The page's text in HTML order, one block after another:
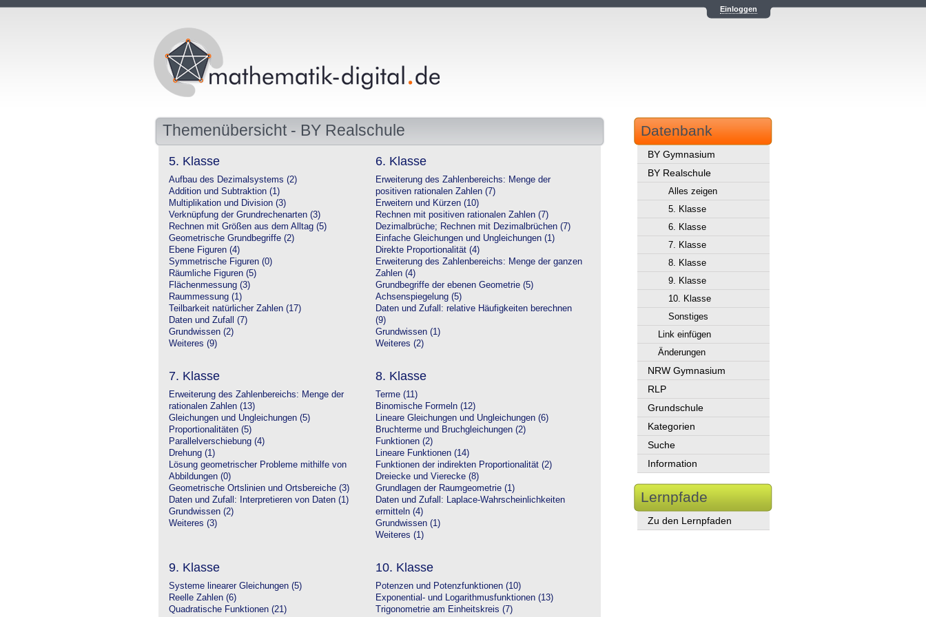
Einloggen
Themenübersicht - BY Realschule
5. Klasse
Aufbau des Dezimalsystems (2)
Addition und Subtraktion (1)
Multiplikation und Division (3)
Verknüpfung der Grundrechenarten (3)
Rechnen mit Größen aus dem Alltag (5)
Geometrische Grundbegriffe (2)
Ebene Figuren (4)
Symmetrische Figuren (0)
Räumliche Figuren (5)
Flächenmessung (3)
Raummessung (1)
Teilbarkeit natürlicher Zahlen (17)
Daten und Zufall (7)
Grundwissen (2)
Weiteres (9)
6. Klasse
Erweiterung des Zahlenbereichs: Menge der
positiven rationalen Zahlen (7)
Erweitern und Kürzen (10)
Rechnen mit positiven rationalen Zahlen (7)
Dezimalbrüche; Rechnen mit Dezimalbrüchen (7)
Einfache Gleichungen und Ungleichungen (1)
Direkte Proportionalität (4)
Erweiterung des Zahlenbereichs: Menge der ganzen
Zahlen (4)
Grundbegriffe der ebenen Geometrie (5)
Achsenspiegelung (5)
Daten und Zufall: relative Häufigkeiten berechnen
(9)
Grundwissen (1)
Weiteres (2)
7. Klasse
Erweiterung des Zahlenbereichs: Menge der
rationalen Zahlen (13)
Gleichungen und Ungleichungen (5)
Proportionalitäten (5)
Parallelverschiebung (4)
Drehung (1)
Lösung geometrischer Probleme mithilfe von
Abbildungen (0)
Geometrische Ortslinien und Ortsbereiche (3)
Daten und Zufall: Interpretieren von Daten (1)
Grundwissen (2)
Weiteres (3)
8. Klasse
Terme (11)
Binomische Formeln (12)
Lineare Gleichungen und Ungleichungen (6)
Bruchterme und Bruchgleichungen (2)
Funktionen (2)
Lineare Funktionen (14)
Funktionen der indirekten Proportionalität (2)
Dreiecke und Vierecke (8)
Grundlagen der Raumgeometrie (1)
Daten und Zufall: Laplace-Wahrscheinlichkeiten
ermitteln (4)
Grundwissen (1)
Weiteres (1)
9. Klasse
Systeme linearer Gleichungen (5)
Reelle Zahlen (6)
Quadratische Funktionen (21)
10. Klasse
Potenzen und Potenzfunktionen (10)
Exponential- und Logarithmusfunktionen (13)
Trigonometrie am Einheitskreis (7)
Datenbank
BY Gymnasium
BY Realschule
Alles zeigen
5. Klasse
6. Klasse
7. Klasse
8. Klasse
9. Klasse
10. Klasse
Sonstiges
Link einfügen
Änderungen
NRW Gymnasium
RLP
Grundschule
Kategorien
Suche
Information
Lernpfade
Zu den Lernpfaden